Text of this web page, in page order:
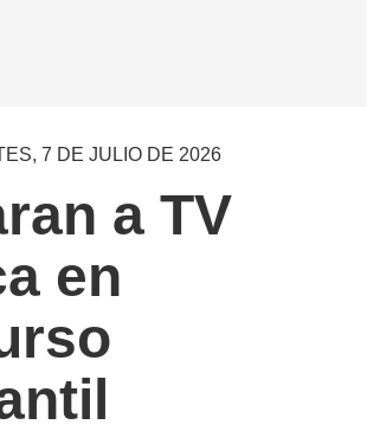
7 DE JULIO DE 2026
a TV
en